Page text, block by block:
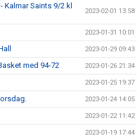
Kalmar Saints 9/2 kl
2023-02-01 13:58
2023-01-31 10:01
2023-01-29 09:43
med 94-72 2023-01-26 21:34
2023-01-25 19:37
2023-01-24 14:05
2023-01-22 11:42
2023-01-19 17:44